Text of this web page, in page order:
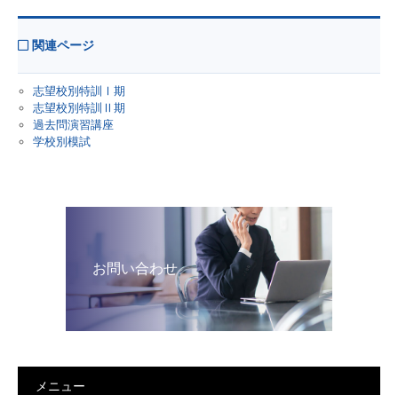
関連ページ
志望校別特訓Ⅰ期
志望校別特訓Ⅱ期
過去問演習講座
学校別模試
お問い合わせ
メニュー